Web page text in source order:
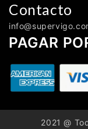
Contacto
PAGAR
2021 @